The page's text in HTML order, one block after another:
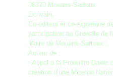
06370 Mouans-Sartoux
Ecrivain,
Co-éditeur et co-signataire
participation au Grenelle de
Maire de Mouans-Sartoux ;
Auteur de :
- Appel à la Première Dame
création d’une Mission